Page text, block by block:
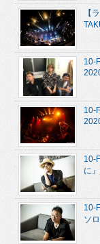
【
10-
10-
10-
に
10-
ソロ